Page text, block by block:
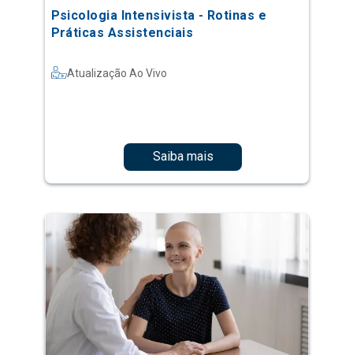
Psicologia Intensivista - Rotinas e
Práticas Assistenciais
Atualização Ao Vivo
Saiba mais